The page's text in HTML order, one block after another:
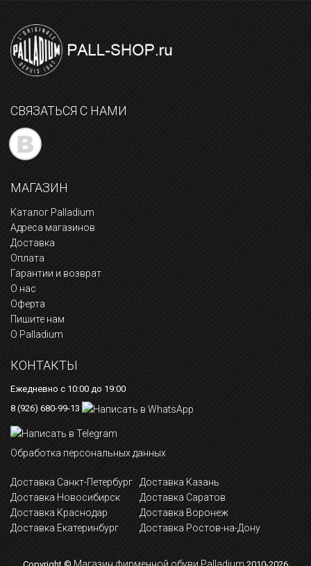
СВЯЗАТЬСЯ С НАМИ
МАГАЗИН
Каталог Palladium
Адреса магазинов
Доставка
Оплата
Гарантии и возврат
О нас
Оферта
Пишите нам
О Palladium
КОНТАКТЫ
Ежедневно с 10:00 до 19:00
8 (926) 680-99-13
Обработка персональных данных
Доставка Санкт-Петербург
Доставка Новосибирск
Доставка Краснодар
Доставка Екатеринбург
Доставка Казань
Доставка Саратов
Доставка Воронеж
Доставка Ростов-на-Дону